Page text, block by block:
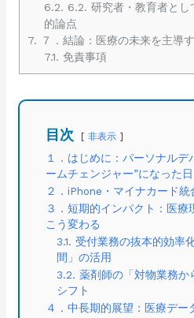
6.2. 6.2. 研究者・教育者と
的論点
7. ７．結論：医療の未来を主導
7.1. 免責事項
目次 非表示
１．はじめに：パーソナルデ
ームチェンジャー”になった日
２．iPhone・マイナカード
３．短期的インパクト：医療
こう変わる
3.1. 受付業務の抜本的効率
間」の活用
3.2. 薬剤師の「対物業務か
シフト
４．中長期的展望：医療デー